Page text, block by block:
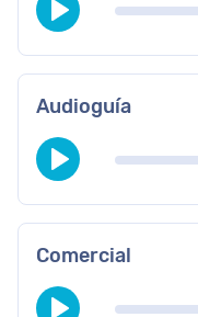
Audioguía
Comercial